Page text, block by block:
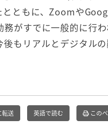
ともに、Zoomや
がすでに一般的に行わ
もリアルとデジタル
転送 英語で読む この